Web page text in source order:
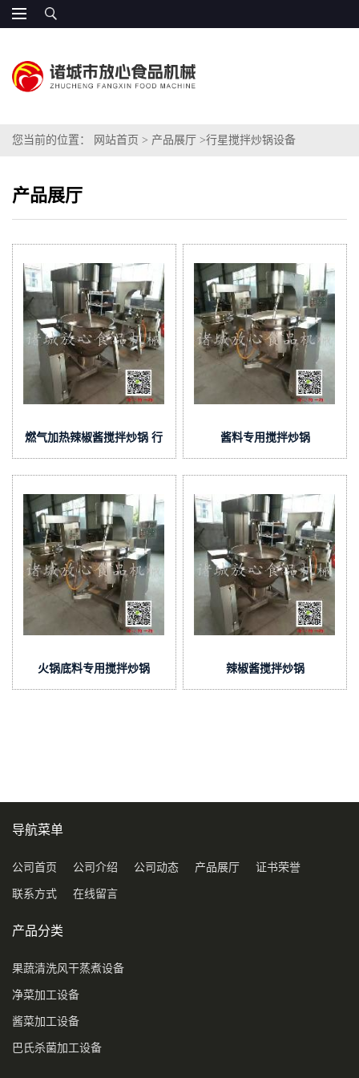
您当前的位置： 网站首页 > 产品展厅 >行星搅拌炒锅设备
产品展厅
燃气加热辣椒酱搅拌炒锅 行
星搅拌炒锅
酱料专用搅拌炒锅
火锅底料专用搅拌炒锅 辣椒酱搅拌炒锅
导航菜单
公司首页 公司介绍 公司动态 产品展厅 证书荣誉
联系方式 在线留言
产品分类
果蔬清洗风干蒸煮设备
净菜加工设备
酱菜加工设备
巴氏杀菌加工设备